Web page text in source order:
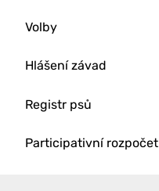
Volby
Hlášení závad
Registr psů
Participativní rozpočet